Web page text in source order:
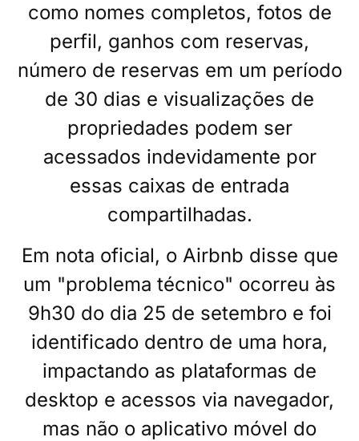
como nomes completos, fotos de
perfil, ganhos com reservas,
número de reservas em um período
de 30 dias e visualizações de
propriedades podem ser
acessados indevidamente por
essas caixas de entrada
compartilhadas.
Em nota oficial, o Airbnb disse que
um "problema técnico" ocorreu às
9h30 do dia 25 de setembro e foi
identificado dentro de uma hora,
impactando as plataformas de
desktop e acessos via navegador,
mas não o aplicativo móvel do